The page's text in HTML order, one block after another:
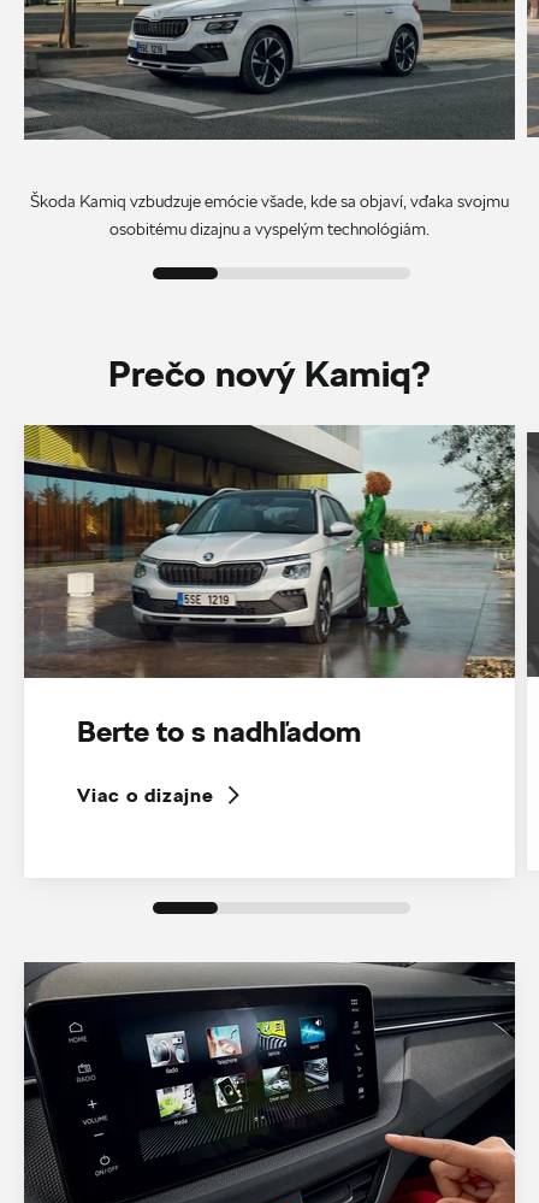
Škoda Kamiq vzbudzuje emócie všade, kde sa objaví, vďaka svojmu
osobitému dizajnu a vyspelým technológiám.
Prečo nový Kamiq?
Berte to s nadhľadom
Viac o dizajne